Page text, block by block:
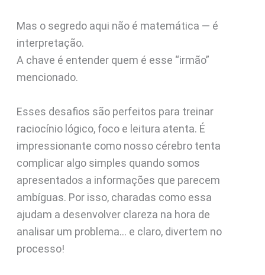
Mas o segredo aqui não é matemática — é
interpretação.
A chave é entender quem é esse “irmão”
mencionado.
Esses desafios são perfeitos para treinar
raciocínio lógico, foco e leitura atenta. É
impressionante como nosso cérebro tenta
complicar algo simples quando somos
apresentados a informações que parecem
ambíguas. Por isso, charadas como essa
ajudam a desenvolver clareza na hora de
analisar um problema… e claro, divertem no
processo!